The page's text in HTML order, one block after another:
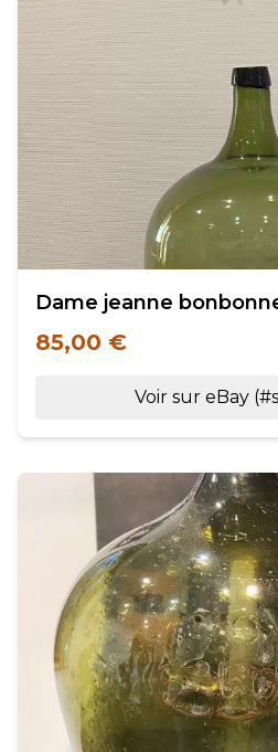
Dame jeanne
85,00 €
Voir sur eBay